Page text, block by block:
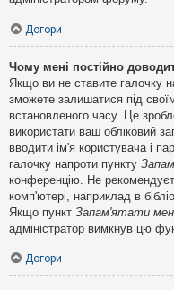
Догори
Чому мені постійно
Якщо ви не ставите галочку
зможете залишатися під
встановленого часу. Це
використати ваш обліковий
вводити ім'я користувача і
галочку напроти пункту
конференцію. Не
комп'ютері, наприклад в
Якщо пункт Запам'ятати
адміністратор вимкнув цю
Догори